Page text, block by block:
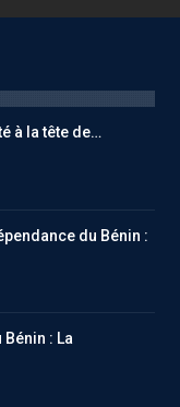
à la tête de…
du Bénin :
: La